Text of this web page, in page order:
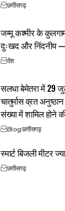
छत्तीसगढ़
जम्मू कश्मीर के
दुःखद और निंदनीय
देश
सलधा बेमेतरा में 29
चातुर्मास व्रत
संख्या में शामिल होने
Blogछत्तीसगढ़
स्मार्ट बिजली मीटर
छत्तीसगढ़